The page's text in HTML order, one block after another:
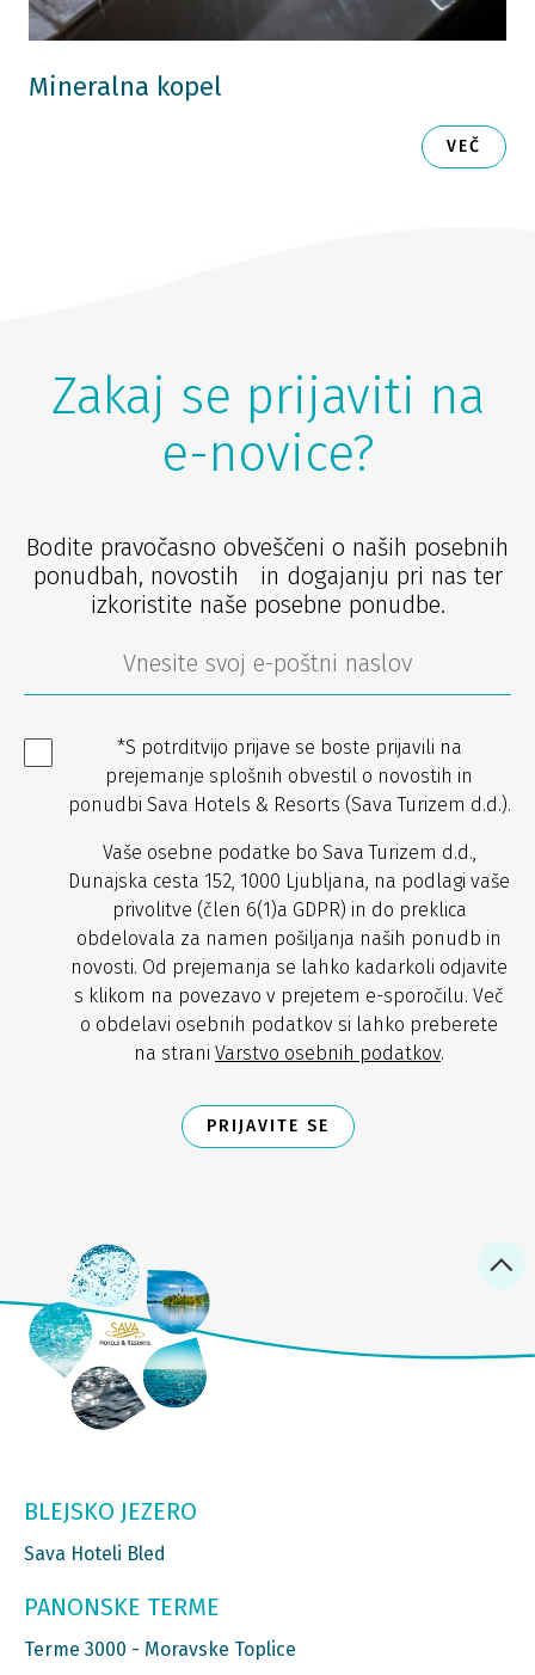
Mineralna kopel
VEČ
Zakaj se prijaviti na
e-novice?
Bodite pravočasno obveščeni o naših posebnih
ponudbah, novostih in dogajanju pri nas ter
izkoristite naše posebne ponudbe.
*S potrditvijo prijave se boste prijavili na
prejemanje splošnih obvestil o novostih in
ponudbi Sava Hotels & Resorts (Sava Turizem d.d.).
Vaše osebne podatke bo Sava Turizem d.d.,
Dunajska cesta 152, 1000 Ljubljana, na podlagi vaše
privolitve (člen 6(1)a GDPR) in do preklica
obdelovala za namen pošiljanja naših ponudb in
novosti. Od prejemanja se lahko kadarkoli odjavite
s klikom na povezavo v prejetem e-sporočilu. Več
o obdelavi osebnih podatkov si lahko preberete
na strani Varstvo osebnih podatkov.
PRIJAVITE SE
BLEJSKO JEZERO
Sava Hoteli Bled
PANONSKE TERME
Terme 3000 - Moravske Toplice